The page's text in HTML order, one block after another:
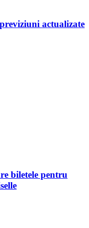
actualizate
biletele pentru